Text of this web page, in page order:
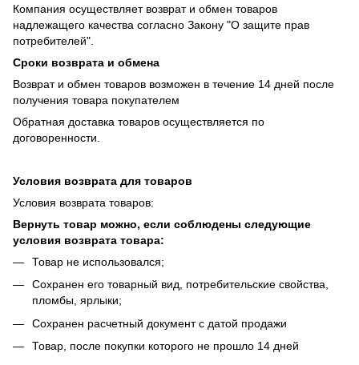
Компания осуществляет возврат и обмен товаров
надлежащего качества согласно Закону "О защите прав
потребителей".
Сроки возврата и обмена
Возврат и обмен товаров возможен в течение 14 дней после
получения товара покупателем
Обратная доставка товаров осуществляется по
договоренности.
Условия возврата для товаров
Условия возврата товаров:
Вернуть товар можно, если соблюдены следующие
условия возврата товара:
Товар не использовался;
Сохранен его товарный вид, потребительские свойства,
пломбы, ярлыки;
Сохранен расчетный документ с датой продажи
Товар, после покупки которого не прошло 14 дней